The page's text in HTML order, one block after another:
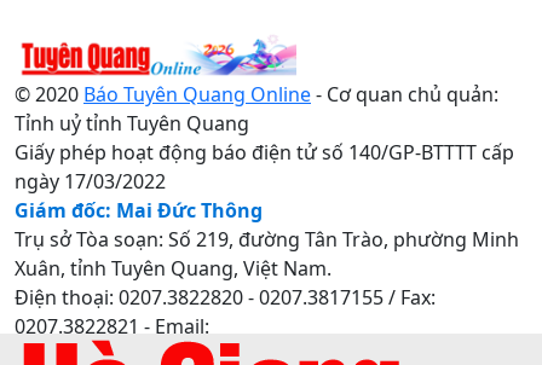
© 2020 Báo Tuyên Quang Online- Cơ quan chủ quản:
Tỉnh uỷ tỉnh Tuyên Quang
Giấy phép hoạt động báo điện tử số 140/GP-BTTTT cấp
ngày 17/03/2022
Giám đốc: Mai Đức Thông
Trụ sở Tòa soạn: Số 219, đường Tân Trào, phường Minh
Xuân, tỉnh Tuyên Quang, Việt Nam.
Điện thoại: 0207.3822820 - 0207.3817155 / Fax:
0207.3822821 - Email:
baotuyenquang.com.vn@gmail.com